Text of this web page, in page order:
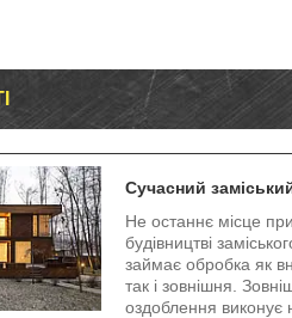
Сучасний
Не останнє місце при
будівництві
займає обробка як
так і зовнішня.
оздоблення виконує